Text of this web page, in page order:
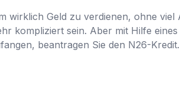
wirklich Geld zu verdienen, ohne viel
kompliziert sein. Aber mit Hilfe
beantragen Sie den N26-Kredit.